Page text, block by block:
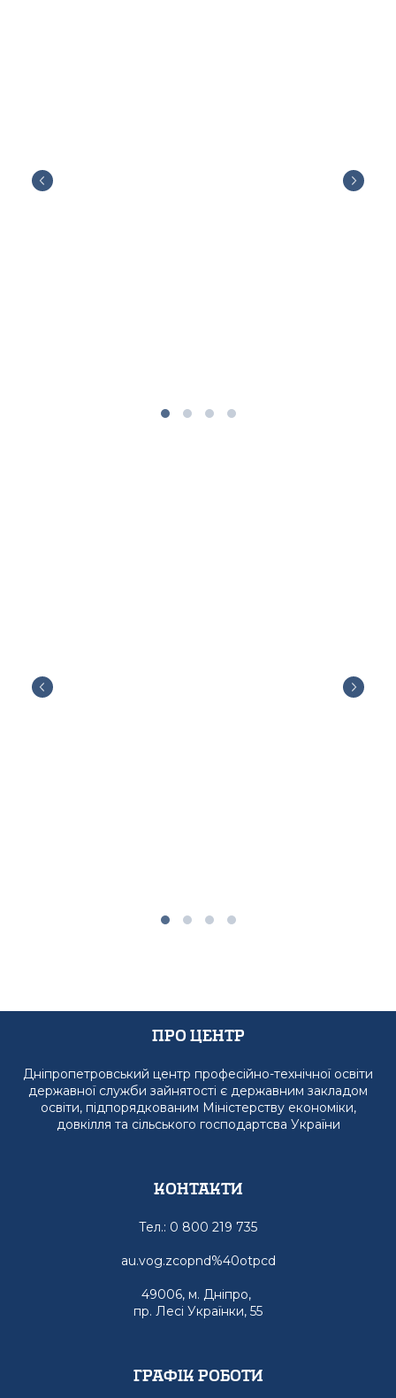
Про Центр
Дніпропетровський центр професійно-технічної освіти
державної служби зайнятості є державним закладом
освіти, підпорядкованим Міністерству економіки,
довкілля та сільського господартсва України
Контакти
Тел.: 0 800 219 735
au.vog.zcopnd%40otpcd
49006, м. Дніпро,
пр. Лесі Українки, 55
графік роботи